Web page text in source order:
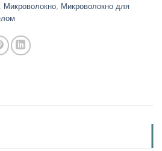
Микроволокно, Микроволокно для